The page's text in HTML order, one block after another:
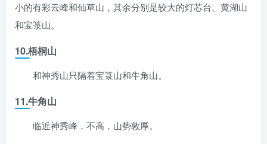
小的有彩云峰和仙草山，其余分别是较大的灯芯台、黄湖山
和宝箓山。
10.梧桐山
和神秀山只隔着宝箓山和牛角山。
11.牛角山
临近神秀峰，不高，山势敦厚。